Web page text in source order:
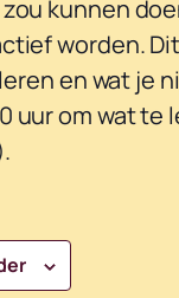
kunnen
worden.
en wat je
uur om wat